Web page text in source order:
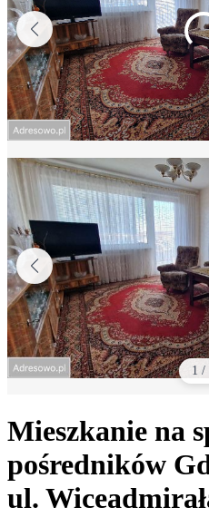
1 /
Mieszkanie na
pośredników
ul.